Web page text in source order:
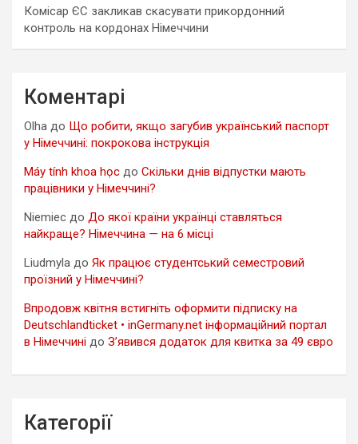
Комісар ЄС закликав скасувати прикордонний
контроль на кордонах Німеччини
Коментарі
Olha до Що робити, якщо загубив український паспорт
у Німеччині: покрокова інструкція
Máy tính khoa học до Скільки днів відпустки мають
працівники у Німеччині?
Niemiec до До якої країни українці ставляться
найкраще? Німеччина — на 6 місці
Liudmyla до Як працює студентський семестровий
проїзний у Німеччині?
Впродовж квітня встигніть оформити підписку на
Deutschlandticket • inGermany.net інформаційний портал
в Німеччині до З’явився додаток для квитка за 49 євро
Категорії